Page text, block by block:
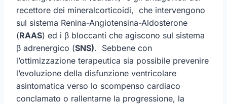
recettore dei mineralcorticoidi, che intervengono
sul sistema Renina-Angiotensina-Aldosterone
(RAAS) ed i β bloccanti che agiscono sul sistema
β adrenergico (SNS). Sebbene con
l’ottimizzazione terapeutica sia possibile prevenire
l’evoluzione della disfunzione ventricolare
asintomatica verso lo scompenso cardiaco
conclamato o rallentarne la progressione, la